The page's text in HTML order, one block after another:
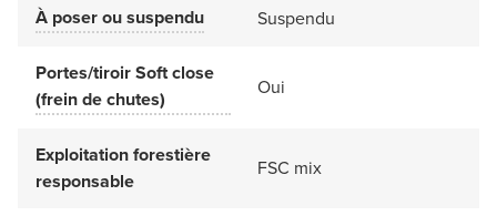
À poser ou suspendu Suspendu
Portes/tiroir Soft close
(frein de chutes)
Oui
Exploitation forestière
responsable
FSC mix